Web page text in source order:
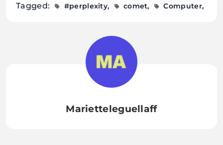
Tagged: #perplexity comet Computer
Marietteleguellaff